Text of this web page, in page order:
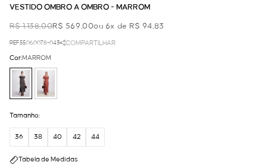
VESTIDO OMBRO A OMBRO - MARROM
R$ 1.138,00R$ 569,00ou 6x de R$ 94,83
REF.55.06.0078-043 COMPARTILHAR
Cor:MARROM
Tamanho:
36 38 40 42 44
Tabela de Medidas